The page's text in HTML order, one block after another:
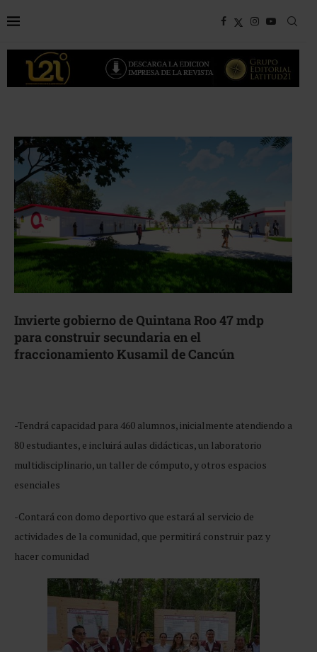
Invierte gobierno de Quintana Roo 47 mdp
para construir secundaria en el
fraccionamiento Kusamil de Cancún
-Tendrá capacidad para 460 alumnos, inicialmente atendiendo a
80 estudiantes, e incluirá aulas didácticas, un laboratorio
multidisciplinario, un taller de cómputo, y otros espacios
esenciales
-Contará con domo deportivo que estará al servicio de
actividades de la comunidad, que permitirá construir paz y
hacer comunidad